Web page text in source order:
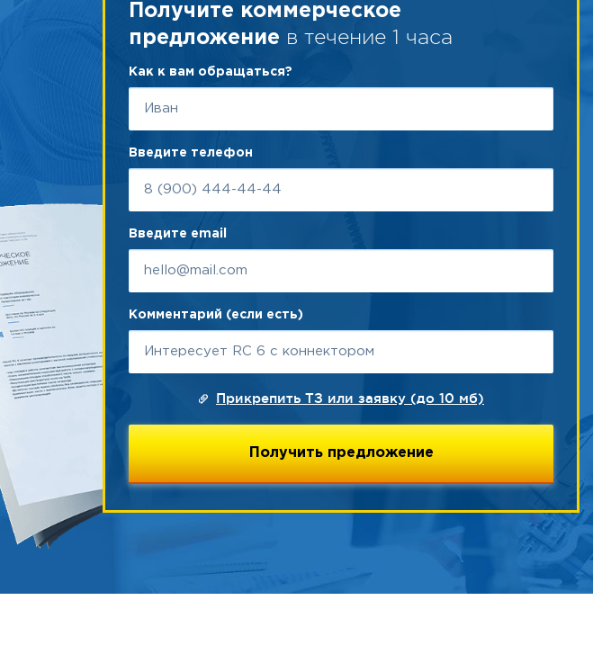
Получите коммерческое
предложение в течение 1 часа
Как к вам обращаться?
Введите телефон
Введите email
Комментарий (если есть)
Прикрепить ТЗ или заявку (до 10 мб)